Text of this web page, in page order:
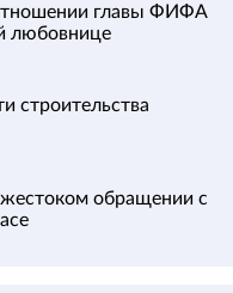
главы ФИФА
любовнице
строительства
обращении с